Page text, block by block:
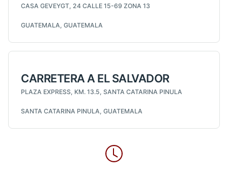
CASA GEVEYGT, 24 CALLE 15-69 ZONA 13
GUATEMALA, GUATEMALA
CARRETERA A EL SALVADOR
PLAZA EXPRESS, KM. 13.5, SANTA CATARINA PINULA
SANTA CATARINA PINULA, GUATEMALA